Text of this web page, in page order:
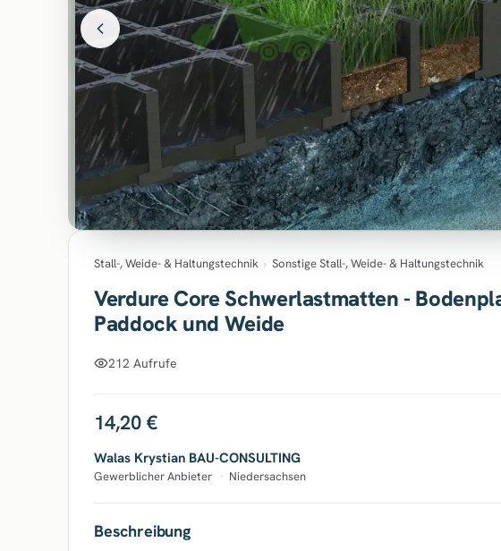
Stall-, Weide- & Haltungstechnik › Sonstige Stall-, Weide- & Haltungstechnik
Verdure Core Schwerlastmatten -
Paddock und Weide
212 Aufrufe
14,20 €
Walas Krystian BAU-CONSULTING
Gewerblicher Anbieter · Niedersachsen
Beschreibung